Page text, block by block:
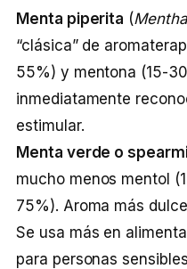
Menta piperita (
“clásica” de
55%) y mentona (15-
inmediatamente
estimular.
Menta verde o
mucho menos mentol
75%). Aroma más
Se usa más en
para personas